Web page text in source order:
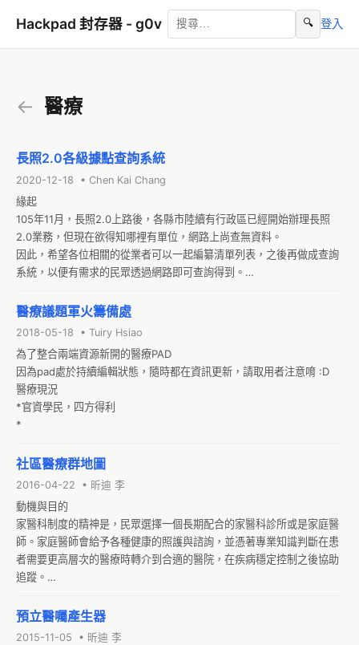
Hackpad 封存器 - g0v 🔍 登入
← 醫療
長照2.0各級據點查詢系統
2020-12-18 • Chen Kai Chang
緣起
105年11月，長照2.0上路後，各縣市陸續有行政區已經開始辦理長照
2.0業務，但現在欲得知哪裡有單位，網路上尚查無資料。
因此，希望各位相關的從業者可以一起編纂清單列表，之後再做成查詢
系統，以便有需求的民眾透過網路即可查詢得到。
*新北市
醫療議題軍火籌備處
2018-05-18 • Tuiry Hsiao
為了整合兩端資源新開的醫療PAD
因為pad處於持續編輯狀態，隨時都在資訊更新，請取用者注意唷 :D
醫療現況
*官資學民，四方得利
*
社區醫療群地圖
2016-04-22 • 昕迪 李
動機與目的
家醫科制度的精神是，民眾選擇一個長期配合的家醫科診所或是家庭醫
師。家庭醫師會給予各種健康的照護與諮詢，並憑著專業知識判斷在患
者需要更高層次的醫療時轉介到合適的醫院，在疾病穩定控制之後協助
追蹤。
費比較貴，重新收集臨床資料的資源耗損也很可觀，地區醫院、醫學中
心等機構也應該專注於比較困難的疾病。
預立醫囑產生器
2015-11-05 • 昕迪 李